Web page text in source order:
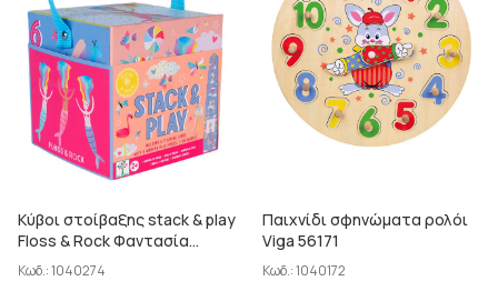
Κύβοι στοίβαξης stack & play
Floss & Rock Φαντασία
49P6071
Κωδ.:1040274
Παιχνίδι σφηνώματα ρολόι
Viga 56171
Κωδ.:1040172